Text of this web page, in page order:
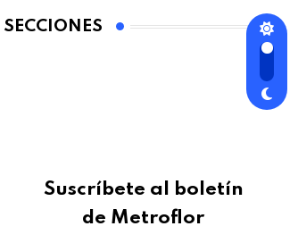
SECCIONES
Suscríbete al boletín
de Metroflor